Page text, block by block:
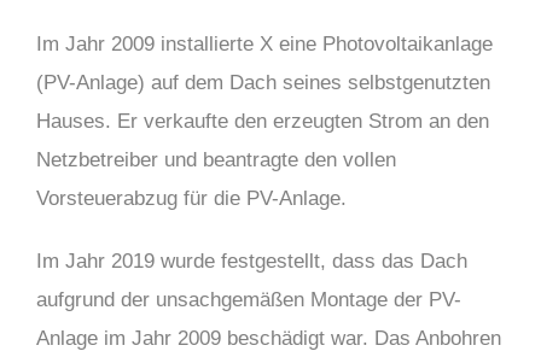
Im Jahr 2009 installierte X eine Photovoltaikanlage
(PV-Anlage) auf dem Dach seines selbstgenutzten
Hauses. Er verkaufte den erzeugten Strom an den
Netzbetreiber und beantragte den vollen
Vorsteuerabzug für die PV-Anlage.
Im Jahr 2019 wurde festgestellt, dass das Dach
aufgrund der unsachgemäßen Montage der PV-
Anlage im Jahr 2009 beschädigt war. Das Anbohren